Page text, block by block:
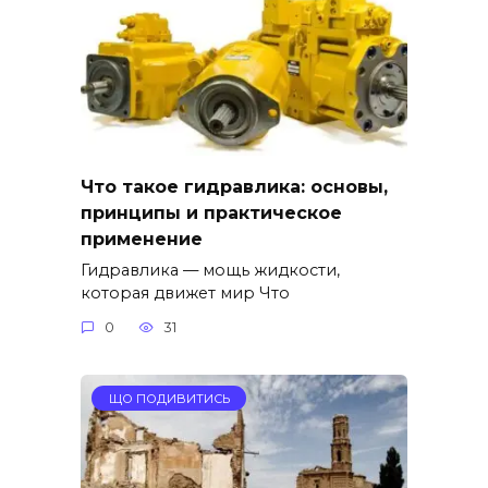
Что такое гидравлика: основы,
принципы и практическое
применение
Гидравлика — мощь жидкости,
которая движет мир Что
0 31
ЩО ПОДИВИТИСЬ